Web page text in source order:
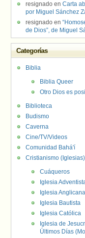
resignado en Carta
por Miguel Sánchez
resignado en
de Dios”, de Miguel
Categorías
Biblia
Biblia Queer
Otro Dios es
Biblioteca
Budismo
Caverna
Cine/TV/Videos
Comunidad Bahá'í
Cristianismo (Iglesias)
Cuáqueros
Iglesia
Iglesia Anglicana
Iglesia Bautista
Iglesia Católica
Iglesia de
Últimos Días